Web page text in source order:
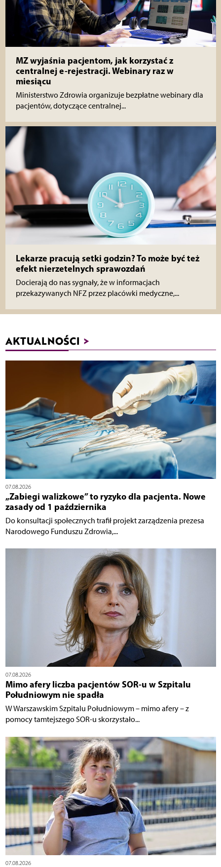
MZ wyjaśnia pacjentom, jak korzystać z
centralnej e-rejestracji. Webinary raz w
miesiącu
Ministerstwo Zdrowia organizuje bezpłatne webinary dla
pacjentów, dotyczące centralnej...
Lekarze pracują setki godzin? To może być też
efekt nierzetelnych sprawozdań
Docierają do nas sygnały, że w informacjach
przekazywanych NFZ przez placówki medyczne,...
AKTUALNOŚCI >
07.08.2026
„Zabiegi walizkowe” to ryzyko dla pacjenta. Nowe
zasady od 1 października
Do konsultacji społecznych trafił projekt zarządzenia prezesa
Narodowego Funduszu Zdrowia,...
07.08.2026
Mimo afery liczba pacjentów SOR-u w Szpitalu
Południowym nie spadła
W Warszawskim Szpitalu Południowym – mimo afery – z
pomocy tamtejszego SOR-u skorzystało...
07.08.2026